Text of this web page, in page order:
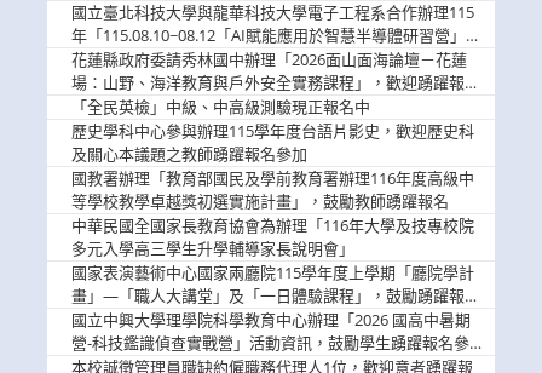
國立臺北科技大學與龍華科技大學電子工程系合作辦理115
年「115.08.10~08.12「AI賦能應用於智慧半導體研習營」，
歡迎學生踴躍報名參加
花蓮縣政府委請秀林國中辦理「2026面山面海論壇－花蓮
場：山野、海洋教育與戶外安全實務課程」，歡迎踴躍報名
參加
「全民英檢」中級、中高級測驗現正報名中
歷史學科中心參與辦理115學年度台語片影史，歡迎歷史科
及關心本議題之教師踴躍報名參加
國教署辦理「教育部國民及學前教育署辦理116年度高級中
等學校教學卓越獎初選實施計畫」，鼓勵教師踴躍報名
中華民國全國家長教育協會為辦理「116年大學及技專校院
多元入學高三學生升學輔導家長說明會」
國家表演藝術中心國家兩廳院115學年度上學期「廳院學計
畫」—「職人大講堂」及「一日體驗課程」，鼓勵踴躍報名
參與。
國立中興大學理學院科學教育中心辦理「2026 國高中暑期
營-科技鑑識偵查實戰營」活動資訊，鼓勵學生踴躍報名參
加。
本校誠徵管理員職缺約僱職務代理人1位，歡迎意者踴躍報